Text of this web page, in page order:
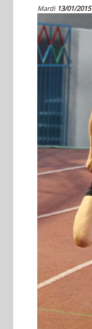
Mardi 13/01/2015